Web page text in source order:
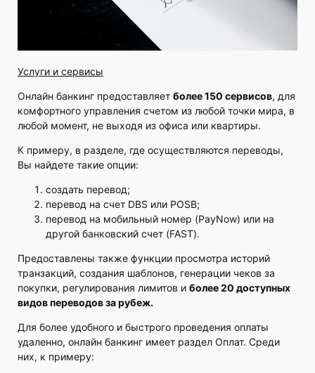
Услуги и сервисы
Онлайн банкинг предоставляет более 150 сервисов, для
комфортного управления счетом из любой точки мира, в
любой момент, не выходя из офиса или квартиры.
К примеру, в разделе, где осуществляются переводы,
Вы найдете такие опции:
создать перевод;
перевод на счет DBS или POSB;
перевод на мобильный номер (PayNow) или на
другой банковский счет (FAST).
Предоставлены также функции просмотра историй
транзакций, создания шаблонов, генерации чеков за
покупки, регулирования лимитов и более 20 доступных
видов переводов за рубеж.
Для более удобного и быстрого проведения оплаты
удаленно, онлайн банкинг имеет раздел Оплат. Среди
них, к примеру: